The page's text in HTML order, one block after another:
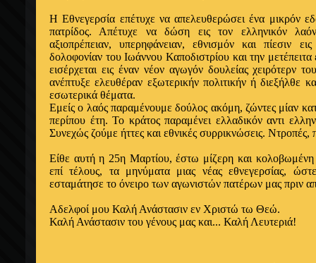
Η Εθνεγερσία επέτυχε να απελευθερώσει ένα μικρόν
πατρίδος. Απέτυχε να δώση εις τον ελληνικόν
αξιοπρέπειαν, υπερηφάνειαν, εθνισμόν και πίεσιν
δολοφονίαν του Ιωάννου Καποδιστρίου και την
εισέρχεται εις έναν νέον αγωγόν δουλείας χειρότερν
ανέπτυξε ελευθέραν εξωτερικήν πολιτικήν ή διεξήλθε
εσωτερικά θέματα.
Εμείς ο λαός παραμένουμε δούλος ακόμη, ζώντες μίαν
περίπου έτη. Το κράτος παραμένει ελλαδικόν αντι
Συνεχώς ζούμε ήττες και εθνικές συρρικνώσεις. Ντροπές,
Είθε αυτή η 25η Μαρτίου, έστω μίζερη και
επί τέλους, τα μηνύματα μιας νέας εθνεγερσίας,
εσταμάτησε το όνειρο των αγωνιστών πατέρων μας πριν
Αδελφοί μου Καλή Ανάστασιν εν Χριστώ τω Θεώ.
Καλή Ανάστασιν του γένους μας και... Καλή Λευτεριά!